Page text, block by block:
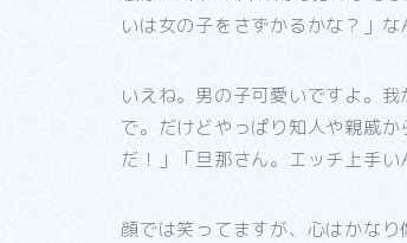
いは女の子をさずかるかな？」な
いえね。男の子可愛いですよ。
で。だけどやっぱり知人や親戚
だ！」「旦那さん。エッチ上手い
顔では笑ってますが、心はかなり